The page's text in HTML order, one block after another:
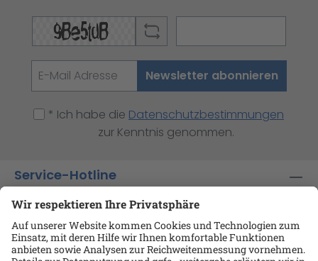
Newsletter abonnieren
* Ich habe die Datenschutzbestimmungen
zur Kenntnis genommen.
Service-Hotline
Shop-Service
Informationen